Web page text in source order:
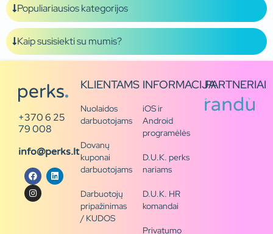
Populiariausios kategorijos
Kaip susisiekti su mumis?
+370 6 25
79 008
info@perks.lt
KLIENTAMS
Nuolaidos
darbuotojams
Dovanų
kuponai
darbuotojams
Darbuotojų
pripažinimas
/ KUDOS
INFORMACIJA
iOS ir
Android
programėlės
D.U.K. perks
nariams
D.U.K. HR
komandai
Privatumo
PARTNERIAI